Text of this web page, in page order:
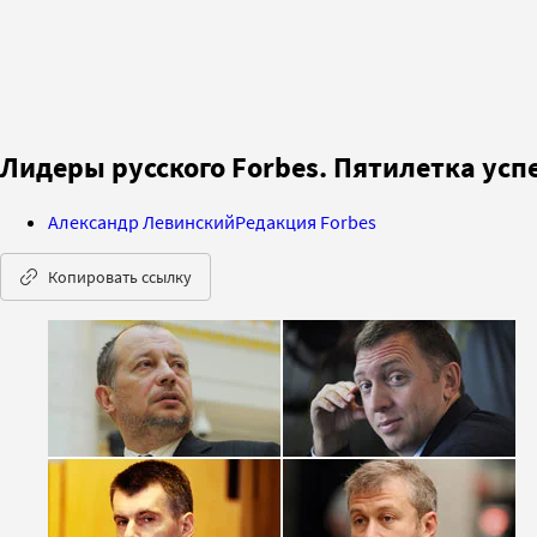
Лидеры русского Forbes. Пятилетка
Александр ЛевинскийРедакция Forbes
Копировать ссылку